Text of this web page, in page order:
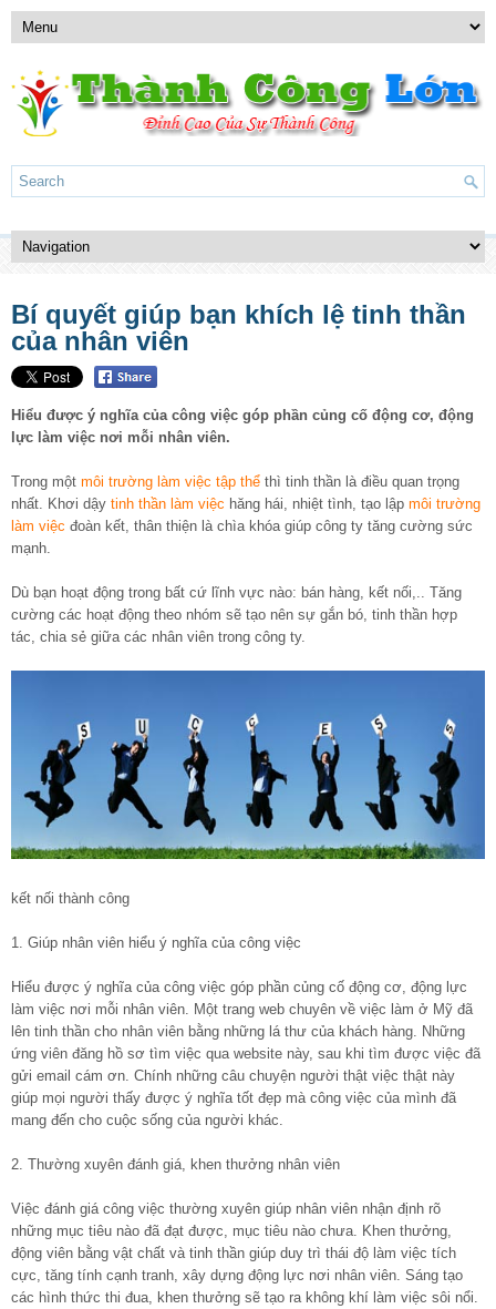
Bí quyết giúp bạn khích lệ tinh thần
của nhân viên
Hiểu được ý nghĩa của công việc góp phần củng cố động cơ, động
lực làm việc nơi mỗi nhân viên.
Trong một môi trường làm việc tập thể thì tinh thần là điều quan trọng
nhất. Khơi dậy tinh thần làm việc hăng hái, nhiệt tình, tạo lập môi trường
làm việc đoàn kết, thân thiện là chìa khóa giúp công ty tăng cường sức
mạnh.
Dù bạn hoạt động trong bất cứ lĩnh vực nào: bán hàng, kết nối,.. Tăng
cường các hoạt động theo nhóm sẽ tạo nên sự gắn bó, tinh thần hợp
tác, chia sẻ giữa các nhân viên trong công ty.
kết nối thành công
1. Giúp nhân viên hiểu ý nghĩa của công việc
Hiểu được ý nghĩa của công việc góp phần củng cố động cơ, động lực
làm việc nơi mỗi nhân viên. Một trang web chuyên về việc làm ở Mỹ đã
lên tinh thần cho nhân viên bằng những lá thư của khách hàng. Những
ứng viên đăng hồ sơ tìm việc qua website này, sau khi tìm được việc đã
gửi email cám ơn. Chính những câu chuyện người thật việc thật này
giúp mọi người thấy được ý nghĩa tốt đẹp mà công việc của mình đã
mang đến cho cuộc sống của người khác.
2. Thường xuyên đánh giá, khen thưởng nhân viên
Việc đánh giá công việc thường xuyên giúp nhân viên nhận định rõ
những mục tiêu nào đã đạt được, mục tiêu nào chưa. Khen thưởng,
động viên bằng vật chất và tinh thần giúp duy trì thái độ làm việc tích
cực, tăng tính cạnh tranh, xây dựng động lực nơi nhân viên. Sáng tạo
các hình thức thi đua, khen thưởng sẽ tạo ra không khí làm việc sôi nổi.